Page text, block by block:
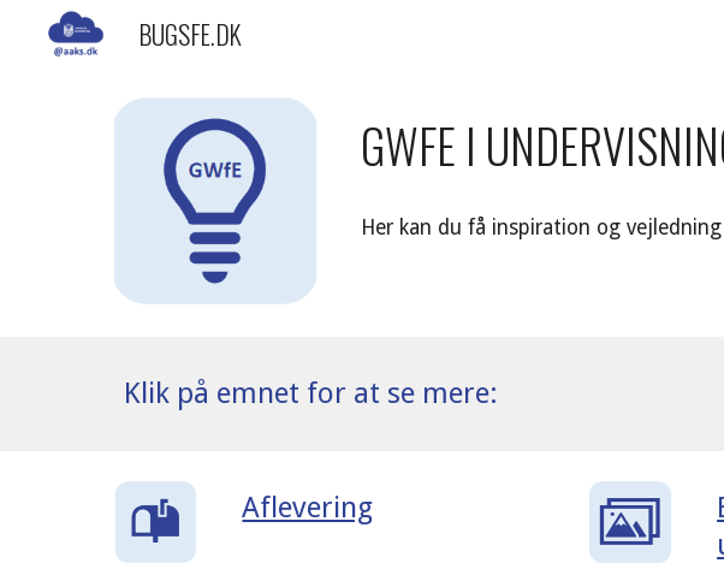
BUGSFE.DK
GWFE I
Her kan du få inspiration og
Klik på emnet for at se mere:
Aflevering